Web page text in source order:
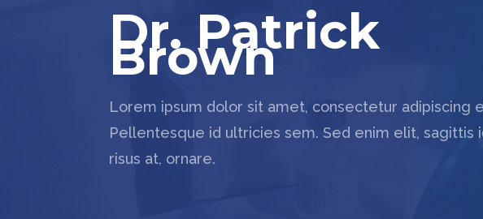
Dr. Patrick
Brown
Lorem ipsum dolor sit amet, consectetur adipiscing
Pellentesque id ultricies sem. Sed enim elit, sagittis
risus at, ornare.